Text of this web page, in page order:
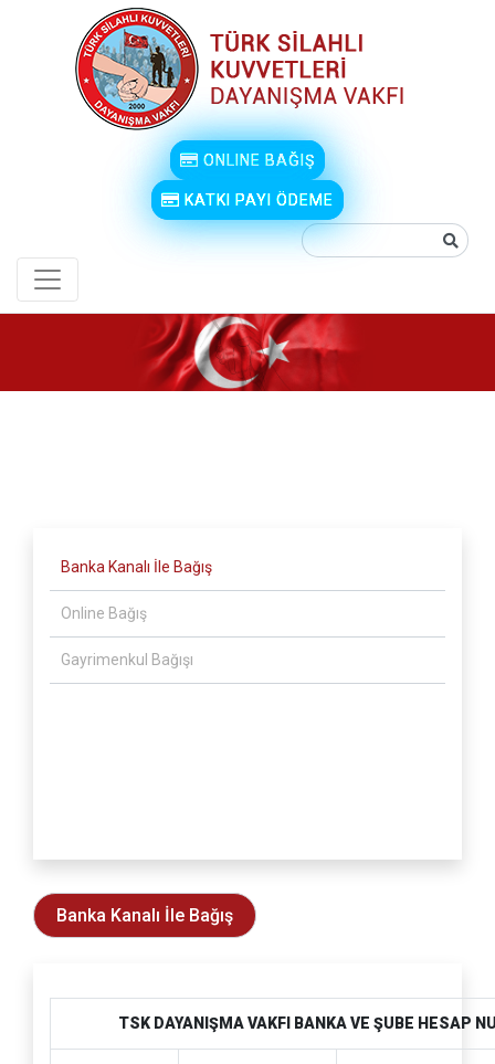
ONLINE BAĞIŞ
KATKI PAYI ÖDEME
Banka Kanalı İle Bağış
Online Bağış
Gayrimenkul Bağışı
Banka Kanalı İle Bağış
TSK DAYANIŞMA VAKFI BANKA VE ŞUBE HESAP